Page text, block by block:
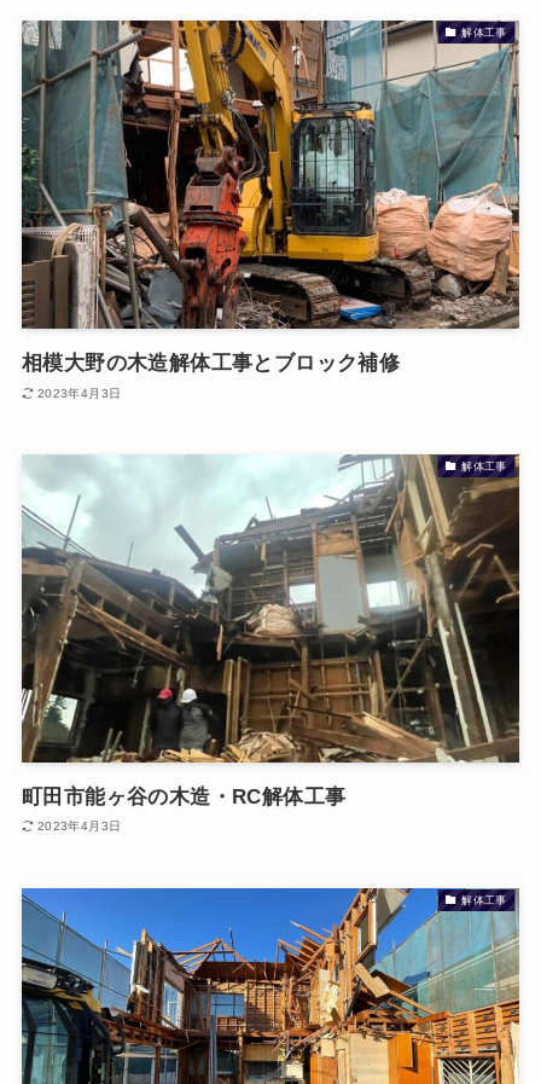
解体工事
相模大野の木造解体工事とブロック補修
2023年4月3日
解体工事
町田市能ヶ谷の木造・RC解体工事
2023年4月3日
解体工事